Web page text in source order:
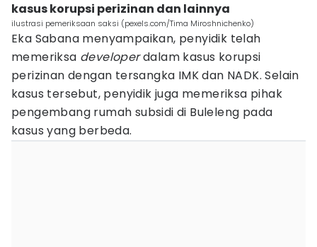
kasus korupsi perizinan dan lainnya
ilustrasi pemeriksaan saksi (pexels.com/Tima Miroshnichenko)
Eka Sabana menyampaikan, penyidik telah
memeriksa developerdalam kasus korupsi
perizinan dengan tersangka IMK dan NADK. Selain
kasus tersebut, penyidik juga memeriksa pihak
pengembang rumah subsidi di Buleleng pada
kasus yang berbeda.